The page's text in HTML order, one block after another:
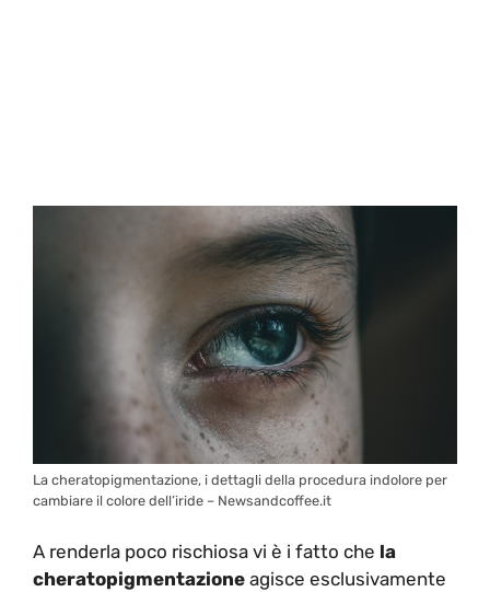
La cheratopigmentazione, i dettagli della procedura indolore per
cambiare il colore dell’iride – Newsandcoffee.it
A renderla poco rischiosa vi è i fatto che la
cheratopigmentazione agisce esclusivamente